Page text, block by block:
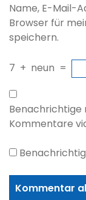
Name, E-Mail-
Browser für
speichern.
7 + neun =
Benachrichtige
Kommentare